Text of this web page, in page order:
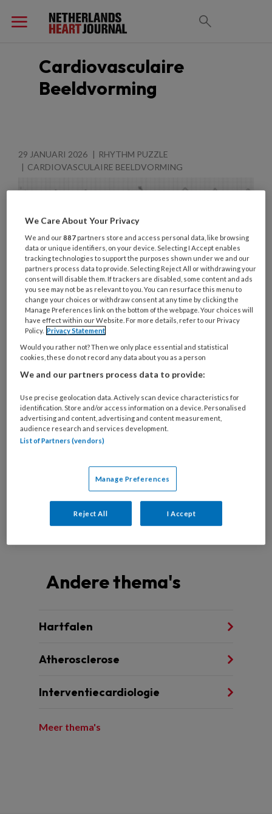
Cardiovasculaire
Beeldvorming
29 JANUARI 2026
RHYTHM PUZZLE
CARDIOVASCULAIRE BEELDVORMING
Een alarmerend ECG
Een 85‑jarige man kwam op de poli met
retrosternale pijn en dyspneu. Zijn
voorgeschiedenis omvatte een CABG, meerdere
PCI’s en paroxismaal atriumfibrilleren. Bij opname
had hij een bloeddruk van 82/48 mm Hg, een
stijgende hs‑troponinewaarden.
Andere thema's
Hartfalen
Atherosclerose
Interventiecardiologie
Meer thema's
We Care About Your Privacy
We and our887 partners store and access personal data, like browsing
data or unique identifiers, on your device. Selecting I Accept enables
tracking technologies to support the purposes shown under we and our
partners process data to provide. Selecting Reject All or withdrawing your
consent will disable them. If trackers are disabled, some content and ads
you see may not be as relevant to you. You can resurface this menu to
change your choices or withdraw consent at any time by clicking the
Manage Preferences link on the bottom of the webpage. Your choices will
have effect within our Website. For more details, refer to our Privacy
Policy. Privacy Statement
Would you rather not? Then we only place essential and statistical
cookies, these do not record any data about you as a person
We and our partners process data to provide:
Use precise geolocation data. Actively scan device characteristics for
identification. Store and/or access information on a device. Personalised
advertising and content, advertising and content measurement,
audience research and services development.
List of Partners (vendors)
Manage Preferences
Reject All I Accept